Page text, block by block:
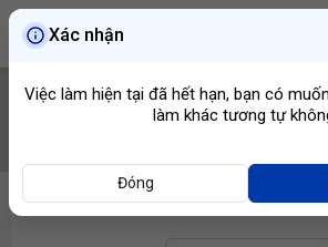
Xác nhận
Việc làm hiện tại đã hết hạn, bạn có
làm khác tương tự
Đóng